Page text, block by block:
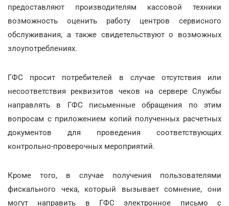
предоставляют производителям кассовой техники
возможность оценить работу центров сервисного
обслуживания, а также свидетельствуют о возможных
злоупотреблениях.
ГФС просит потребителей в случае отсутствия или
несоответствия реквизитов чеков на сервере Службы
направлять в ГФС письменные обращения по этим
вопросам с приложением копий полученных расчетных
документов для проведения соответствующих
контрольно-проверочных мероприятий.
Кроме того, в случае получения пользователями
фискального чека, который вызывает сомнение, они
могут направить в ГФС электронное письмо с